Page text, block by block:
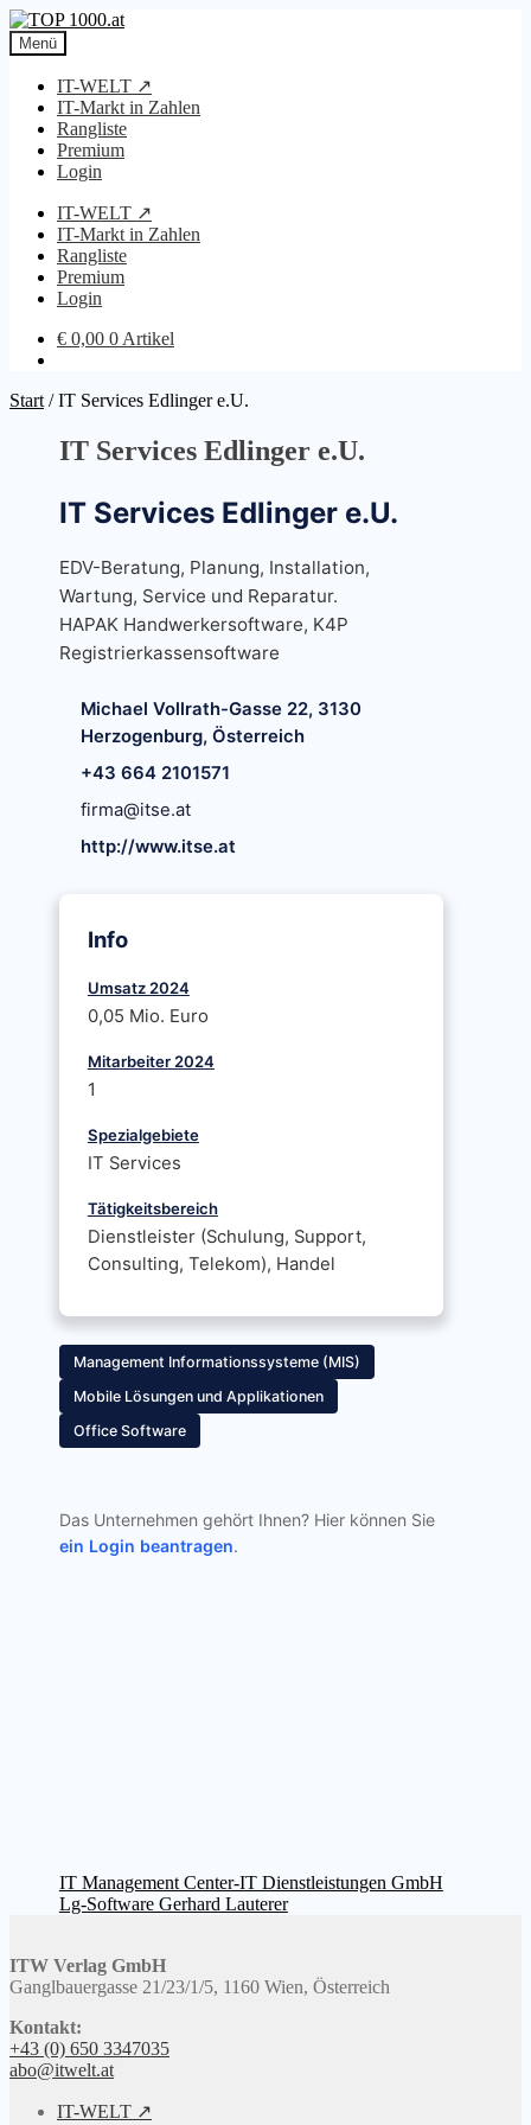
Zur
Navigation
springen
Zum
Inhalt
springen
Menü
IT-WELT ↗
IT-Markt in Zahlen
Rangliste
Premium
Login
IT-WELT ↗
IT-Markt in Zahlen
Rangliste
Premium
Login
€ 0,00 0 Artikel
Start /IT Services Edlinger e.U.
IT Services Edlinger e.U.
IT Services Edlinger e.U.
EDV-Beratung, Planung, Installation,
Wartung, Service und Reparatur.
HAPAK Handwerkersoftware, K4P
Registrierkassensoftware
Michael Vollrath-Gasse 22, 3130
Herzogenburg, Österreich
+43 664 2101571
firma@itse.at
http://www.itse.at
Info
Umsatz 2024
0,05 Mio. Euro
Mitarbeiter 2024
1
Spezialgebiete
IT Services
Tätigkeitsbereich
Dienstleister (Schulung, Support,
Consulting, Telekom), Handel
Management Informationssysteme (MIS)
Mobile Lösungen und Applikationen
Office Software
Das Unternehmen gehört Ihnen? Hier können Sie
ein Login beantragen.
Beitragsnavigation
Vorheriger
Beitrag:
IT Management Center-IT Dienstleistungen GmbH
Nächster
Lg-Software Gerhard Lauterer
ITW Verlag GmbH
Ganglbauergasse 21/23/1/5, 1160 Wien, Österreich
Kontakt:
+43 (0) 650 3347035
abo@itwelt.at
IT-WELT ↗